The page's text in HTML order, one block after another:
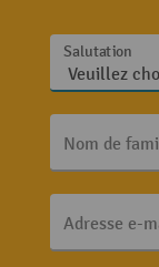
Salutation
Nom de
Adresse e-